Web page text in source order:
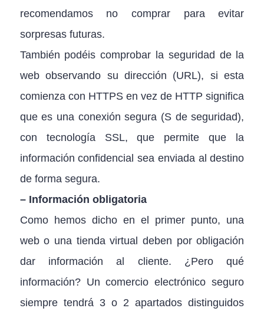
recomendamos no comprar para evitar
sorpresas futuras.
También podéis comprobar la seguridad de la
web observando su dirección (URL), si esta
comienza con HTTPS en vez de HTTP significa
que es una conexión segura (S de seguridad),
con tecnología SSL, que permite que la
información confidencial sea enviada al destino
de forma segura.
– Información obligatoria
Como hemos dicho en el primer punto, una
web o una tienda virtual deben por obligación
dar información al cliente. ¿Pero qué
información? Un comercio electrónico seguro
siempre tendrá 3 o 2 apartados distinguidos